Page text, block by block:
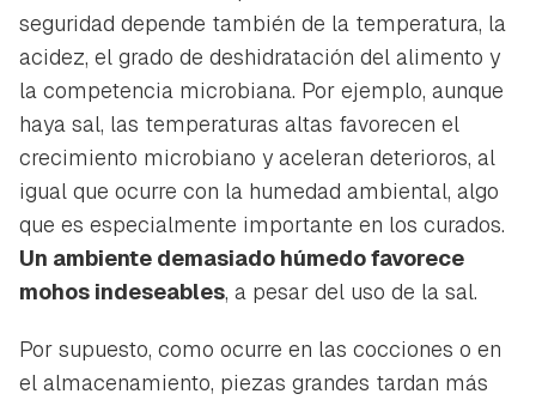
Para poder guardar como favorito, primero has de
iniciar sesión con tu cuenta de Hogarmanía.
INICIAR SESIÓN CANCELAR
seguridad depende también de la temperatura, la
acidez, el grado de deshidratación del alimento y
la competencia microbiana. Por ejemplo, aunque
haya sal, las temperaturas altas favorecen el
crecimiento microbiano y aceleran deterioros, al
igual que ocurre con la humedad ambiental, algo
que es especialmente importante en los curados.
Un ambiente demasiado húmedo favorece
mohos indeseables, a pesar del uso de la sal.
Por supuesto, como ocurre en las cocciones o en
el almacenamiento, piezas grandes tardan más
Gracias por suscribirte a nuestro boletín.
ACEPTAR